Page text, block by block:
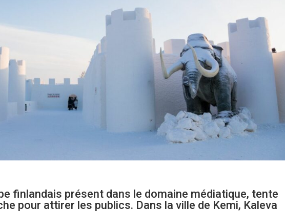
finlandais présent dans le domaine médiatique, tente
pour attirer les publics. Dans la ville de Kemi, Kaleva